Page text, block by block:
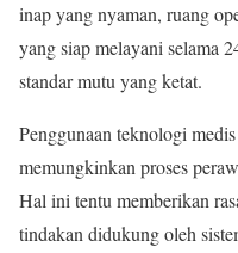
inap yang nyaman, ruang
yang siap melayani selama
standar mutu yang ketat.
Penggunaan teknologi
memungkinkan proses
Hal ini tentu memberikan
tindakan didukung oleh